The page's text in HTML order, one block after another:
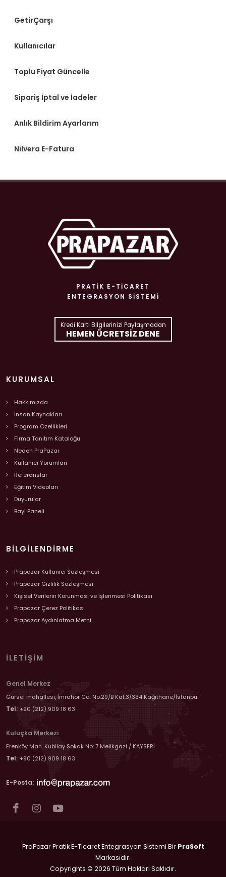
GetirÇarşı
Kullanıcılar
Toplu Fiyat Güncelle
Sipariş İptal ve İadeler
Anlık Bildirim Ayarlarım
Nilvera E-Fatura
PRATIK E-TICARET
ENTEGRASYON SISTEMI
Kredi Kartı Bilgilerinizi Paylaşmadan
HEMEN ÜCRETSIZ DENE
KURUMSAL
Hakkımızda
İnsan Kaynakları
Program Özellikleri
Firma Tanıtım Kataloğu
Neden PraPazar
Kullanıcı Yorumları
Referanslar
Eğitim Videoları
Duyurular
Bayi Paneli
BILGILENDIRME
Prapazar Kullanıcı Sözleşmesi
Prapazar Gizlilik Sözleşmesi
Kişisel Verilerin Korunması ve İşlenmesi Politikası
Prapazar Çerez Politikası
Prapazar Aydınlatma Metni
İLETIŞIM
Genel Merkez
Gürsel mahallesi, İmrahor Cd. No:29/B Kat:3/334 Kağıthane/İstanbul
Tel: +90 (212) 909 18 63
Kuluçka Merkezi
Erenköy Mah. Kubilay Sokak No: 7 Melikgazi / KAYSERİ
Tel: +90 (212) 909 18 63
E-Posta:
PraPazar Pratik E-Ticaret Entegrasyon Sistemi Bir PraSoft
Markasıdır.
Copyrights © 2026 Tüm Hakları Saklıdır.